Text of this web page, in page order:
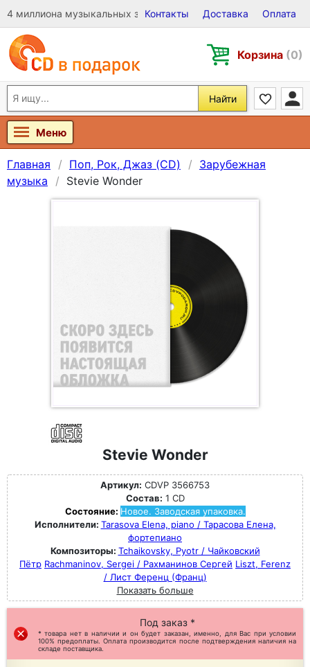
4 миллиона музыкальных записей на Виниле, CD и DVD
Контакты Доставка Оплата
Корзина (0)
Найти
Меню
Главная Поп, Рок, Джаз (CD)
Зарубежная
музыка
Stevie Wonder
Stevie Wonder
Артикул: CDVP 3566753
Состав: 1 CD
Состояние: Новое. Заводская упаковка.
Исполнители: Tarasova Elena, piano / Тарасова Елена,
фортепиано
Композиторы: Tchaikovsky, Pyotr / Чайковский
Пётр Rachmaninov, Sergei / Рахманинов Сергей Liszt, Ferenz
/ Лист Ференц (Франц)
Показать больше
Под заказ *
* товара нет в наличии и он будет заказан, именно, для Вас при условии
100% предоплаты. Оплата производится после подтверждения наличия на
складе поставщика.